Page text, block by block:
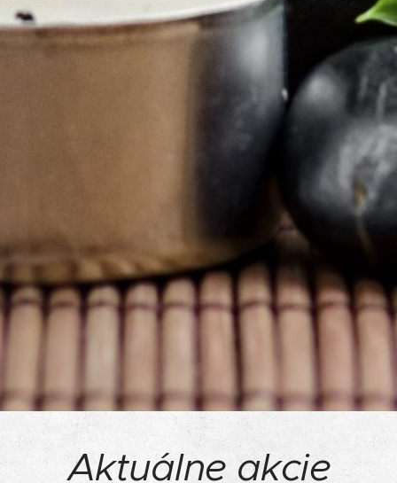
Aktuálne akcie